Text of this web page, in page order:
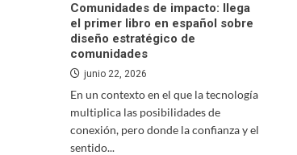
Comunidades de impacto: llega
el primer libro en español sobre
diseño estratégico de
comunidades
junio 22, 2026
En un contexto en el que la tecnología
multiplica las posibilidades de
conexión, pero donde la confianza y el
sentido...